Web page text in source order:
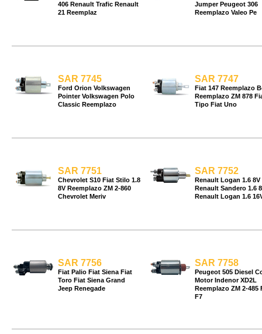
406 Renault Trafic Renault
21 Reemplaz
Jumper Peugeot 306
Reemplazo Valeo Pe
SAR 7745
Ford Orion Volkswagen
Pointer Volkswagen Polo
Classic Reemplazo
SAR 7747
Fiat 147 Reemplazo
Reemplazo ZM 878
Tipo Fiat Uno
SAR 7751
Chevrolet S10 Fiat Stilo 1.8
8V Reemplazo ZM 2-860
Chevrolet Meriv
SAR 7752
Renault Logan 1.6 8V
Renault Sandero 1.6
Renault Logan 1.6
SAR 7756
Fiat Palio Fiat Siena Fiat
Toro Fiat Siena Grand
Jeep Renegade
SAR 7758
Peugeot 505 Diesel
Motor Indenor XD2L
Reemplazo ZM 2-485
F7